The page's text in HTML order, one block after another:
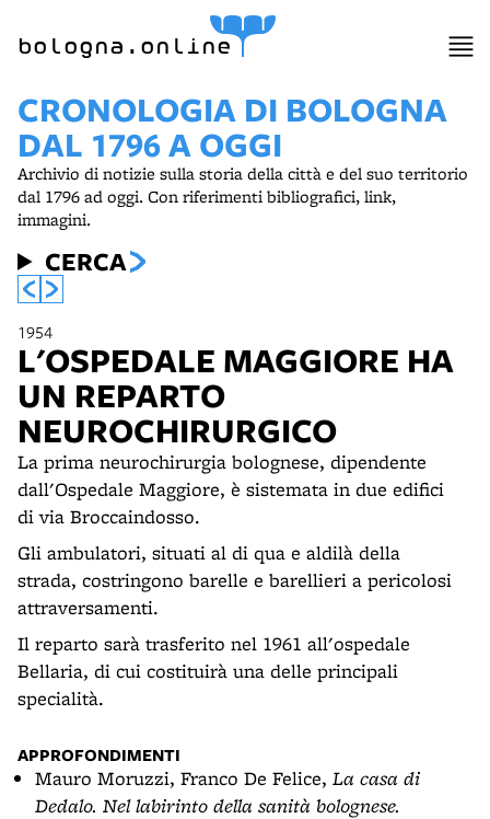
bologna.online
CRONOLOGIA DI BOLOGNA
DAL 1796 A OGGI
Archivio di notizie sulla storia della città e del suo territorio
dal 1796 ad oggi. Con riferimenti bibliografici, link,
immagini.
CERCA
1954
L'OSPEDALE MAGGIORE HA
UN REPARTO
NEUROCHIRURGICO
La prima neurochirurgia bolognese, dipendente
dall'Ospedale Maggiore, è sistemata in due edifici
di via Broccaindosso.
Gli ambulatori, situati al di qua e aldilà della
strada, costringono barelle e barellieri a pericolosi
attraversamenti.
Il reparto sarà trasferito nel 1961 all'ospedale
Bellaria, di cui costituirà una delle principali
specialità.
APPROFONDIMENTI
Mauro Moruzzi, Franco De Felice, La casa di
Dedalo. Nel labirinto della sanità bolognese.